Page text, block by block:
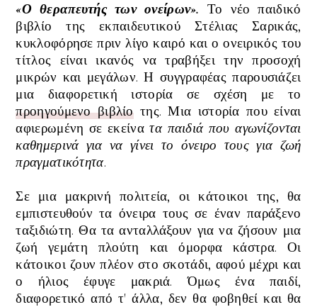
«Ο θεραπευτής των ονείρων». Το νέο παιδικό
βιβλίο της εκπαιδευτικού Στέλιας Σαρικάς,
κυκλοφόρησε πριν λίγο καιρό και ο ονειρικός του
τίτλος είναι ικανός να τραβήξει την προσοχή
μικρών και μεγάλων.Η συγγραφέας παρουσιάζει
μια διαφορετική ιστορία σε σχέση με το
προηγούμενο βιβλίοτης. Μια ιστορία που είναι
αφιερωμένη σε εκείνατα παιδιά που αγωνίζονται
καθημερινά για να γίνει το όνειρο τους για ζωή
πραγματικότητα.
Σε μια μακρινή πολιτεία, οι κάτοικοι της, θα
εμπιστευθούν τα όνειρα τους σε έναν παράξενο
ταξιδιώτη. Θα τα ανταλλάξουν για να ζήσουν μια
ζωή γεμάτη πλούτη και όμορφα κάστρα. Οι
κάτοικοι ζουν πλέον στο σκοτάδι, αφού μέχρι και
ο ήλιος έφυγε μακριά. Όμως ένα παιδί,
διαφορετικό από τ' άλλα, δεν θα φοβηθεί και θα